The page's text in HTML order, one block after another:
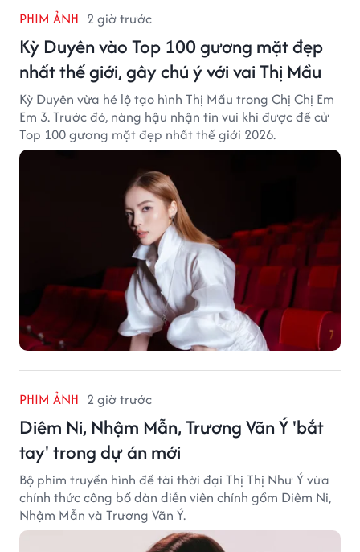
PHIM ẢNH 2 giờ trước
Kỳ Duyên vào Top 100 gương mặt đẹp
nhất thế giới, gây chú ý với vai Thị Mầu
Kỳ Duyên vừa hé lộ tạo hình Thị Mầu trong Chị Chị Em
Em 3. Trước đó, nàng hậu nhận tin vui khi được đề cử
Top 100 gương mặt đẹp nhất thế giới 2026.
PHIM ẢNH 2 giờ trước
Diêm Ni, Nhậm Mẫn, Trương Vãn Ý 'bắt
tay' trong dự án mới
Bộ phim truyền hình đề tài thời đại Thị Thị Như Ý vừa
chính thức công bố dàn diễn viên chính gồm Diêm Ni,
Nhậm Mẫn và Trương Vãn Ý.